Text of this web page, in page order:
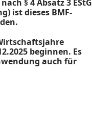
§ 4 Absatz 3 EStG
ist dieses BMF-
beginnen. Es
auch für